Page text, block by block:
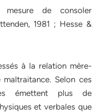
de consoler
1981 ; Hesse &
à la relation mère-
Selon ces
émettent plus de
et verbales que